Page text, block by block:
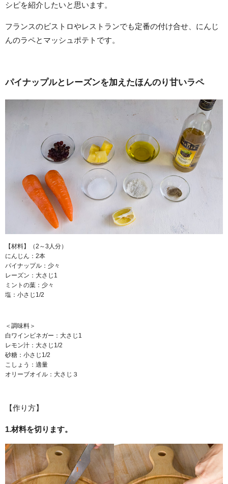
シピを紹介したいと思います。
フランスのビストロやレストランでも定番の付け合せ、にんじ
んのラペとマッシュポテトです。
パイナップルとレーズンを加えたほんのり甘いラペ
【材料】（2～3人分）
にんじん：2本
パイナップル：少々
レーズン：大さじ1
ミントの葉：少々
塩：小さじ1/2
＜調味料＞
白ワインビネガー：大さじ1
レモン汁：大さじ1/2
砂糖：小さじ1/2
こしょう：適量
オリーブオイル：大さじ３
【作り方】
1.材料を切ります。